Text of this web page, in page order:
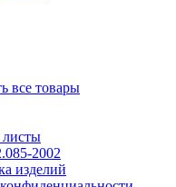
все товары
2002
изделий